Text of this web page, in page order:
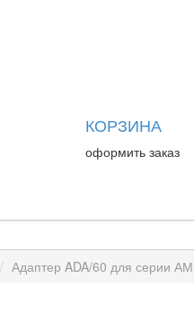
КОРЗИНА
оформить заказ
Адаптер ADA/60 для серии